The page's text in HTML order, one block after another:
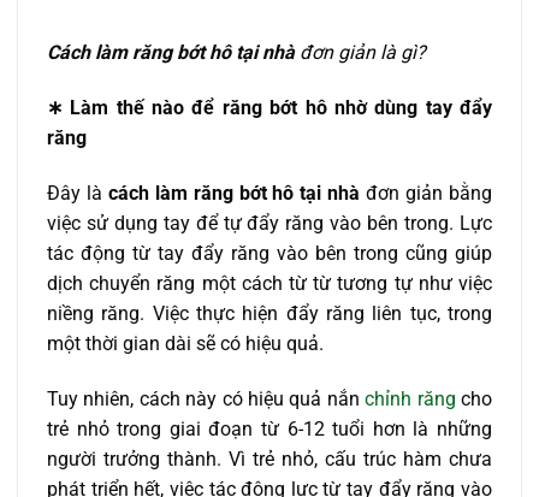
Cách làm răng bớt hô tại nhàđơn giản là gì?
∗ Làm thế nào để răng bớt hô nhờ dùng tay đẩy
răng
Đây là cách làm răng bớt hô tại nhà đơn giản bằng
việc sử dụng tay để tự đẩy răng vào bên trong. Lực
tác động từ tay đẩy răng vào bên trong cũng giúp
dịch chuyển răng một cách từ từ tương tự như việc
niềng răng. Việc thực hiện đẩy răng liên tục, trong
một thời gian dài sẽ có hiệu quả.
Tuy nhiên, cách này có hiệu quả nắnchỉnh răng cho
trẻ nhỏ trong giai đoạn từ 6-12 tuổi hơn là những
người trưởng thành. Vì trẻ nhỏ, cấu trúc hàm chưa
phát triển hết, việc tác động lực từ tay đẩy răng vào